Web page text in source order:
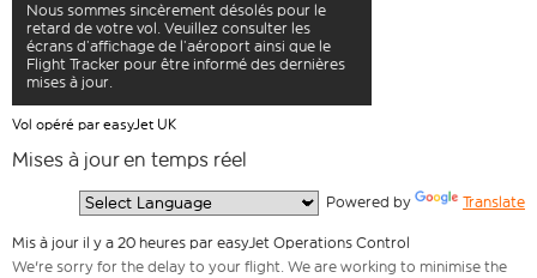
Nous sommes sincèrement désolés pour le
retard de votre vol. Veuillez consulter les
écrans d’affichage de l’aéroport ainsi que le
Flight Tracker pour être informé des dernières
mises à jour.
Vol opéré par easyJet UK
Mises à jour en temps réel
Powered by Translate
Mis à jour il y a 20 heures par easyJet Operations Control
We're sorry for the delay to your flight. We are working to minimise the